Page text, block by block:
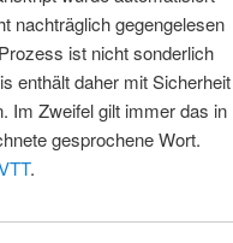
nachträglich gegengelesen
ist nicht sonderlich
enthält daher mit Sicherheit
Im Zweifel gilt immer das in
gesprochene Wort.
.